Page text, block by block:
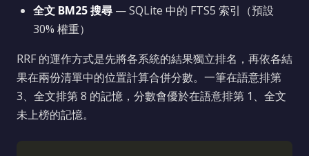
全文 BM25 搜尋 — SQLite 中的 FTS5 索引（預設
30% 權重）
RRF 的運作方式是先將各系統的結果獨立排名，再依各結
果在兩份清單中的位置計算合併分數。一筆在語意排第
3、全文排第 8 的記憶，分數會優於在語意排第 1、全文
未上榜的記憶。